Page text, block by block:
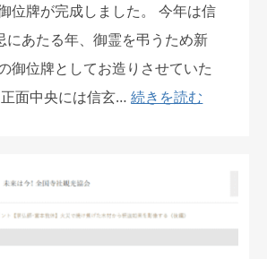
位牌が完成しました。 今年は信
にあたる年、御霊を弔うため新
御位牌としてお造りさせていた
面中央には信玄…続きを読む